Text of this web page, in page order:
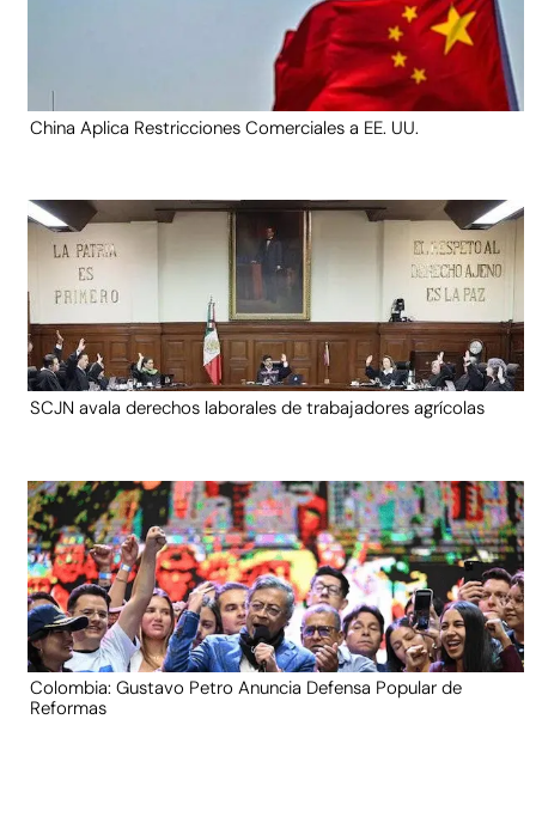
China Aplica Restricciones Comerciales a EE. UU.
SCJN avala derechos laborales de trabajadores agrícolas
Colombia: Gustavo Petro Anuncia Defensa Popular de
Reformas